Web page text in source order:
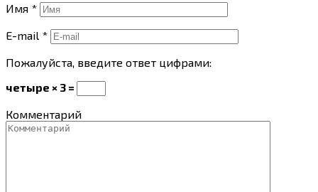
Имя *
E-mail *
Пожалуйста, введите ответ цифрами:
четыре × 3 =
Комментарий